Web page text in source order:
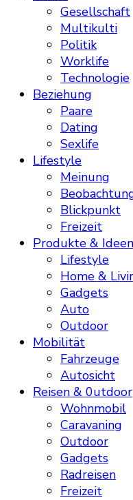
Gesellschaft
Multikulti
Politik
Worklife
Technologie
Beziehung
Paare
Dating
Sexlife
Lifestyle
Meinung
Blickpunkt
Freizeit
Produkte & Ideen
Lifestyle
Home &
Gadgets
Auto
Outdoor
Mobilität
Fahrzeuge
Autosicht
Reisen & 0utdoor
Wohnmobil
Caravaning
Outdoor
Gadgets
Radreisen
Freizeit